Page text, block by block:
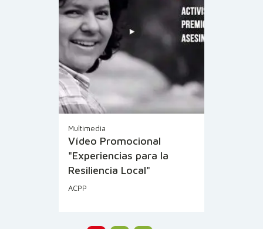
Multimedia
Vídeo Promocional
"Experiencias para la
Resiliencia Local"
ACPP